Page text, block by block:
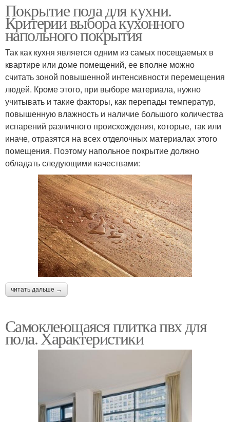
Покрытие пола для кухни.
Критерии выбора кухонного
напольного покрытия
Так как кухня является одним из самых посещаемых в
квартире или доме помещений, ее вполне можно
считать зоной повышенной интенсивности перемещения
людей. Кроме этого, при выборе материала, нужно
учитывать и такие факторы, как перепады температур,
повышенную влажность и наличие большого количества
испарений различного происхождения, которые, так или
иначе, отразятся на всех отделочных материалах этого
помещения. Поэтому напольное покрытие должно
обладать следующими качествами:
читать дальше →
Самоклеющаяся плитка пвх для
пола. Характеристики